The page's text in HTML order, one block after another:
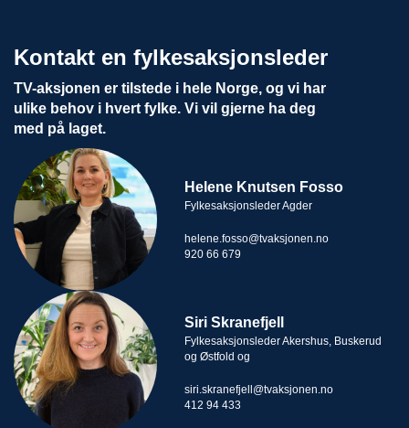
Kontakt en fylkesaksjonsleder
TV-aksjonen er tilstede i hele Norge, og vi har
ulike behov i hvert fylke. Vi vil gjerne ha deg
med på laget.
Helene Knutsen Fosso
Fylkesaksjonsleder Agder
helene.fosso@tvaksjonen.no
920 66 679
Siri Skranefjell
Fylkesaksjonsleder Akershus, Buskerud
og Østfold og
siri.skranefjell@tvaksjonen.no
412 94 433